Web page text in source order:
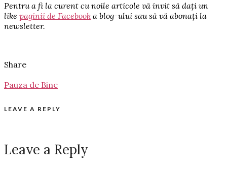
Pentru a fi la curent cu noile articole vă invit să dați un
like paginii de Facebook a blog-ului sau să vă abonați la
newsletter.
Share
Pauza de Bine
LEAVE A REPLY
Leave a Reply